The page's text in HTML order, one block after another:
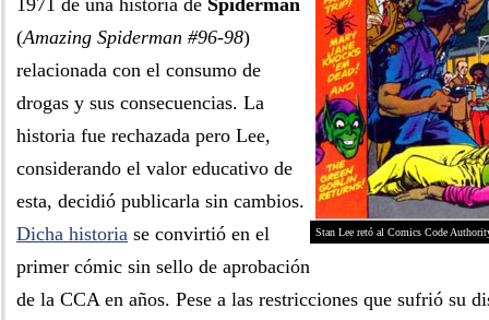
Stan Lee retó al Comics Code
1971 de una historia de Spiderman
(Amazing Spiderman #96-98)
relacionada con el consumo de
drogas y sus consecuencias. La
historia fue rechazada pero Lee,
considerando el valor educativo de
esta, decidió publicarla sin cambios.
Dicha historia se convirtió en el
primer cómic sin sello de aprobación
de la CCA en años. Pese a las restricciones que sufrió su